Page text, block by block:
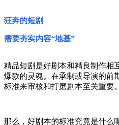
狂奔的短剧
需要夯实内容“地基”
精品短剧是好剧本和精良制作相
爆款的灵魂。在承制或导演的前
标准来审核和打磨剧本至关重要。
那么，好剧本的标准究竟是什么